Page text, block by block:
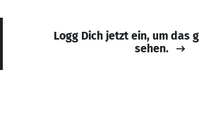
Logg Dich jetzt ein, um das
sehen.